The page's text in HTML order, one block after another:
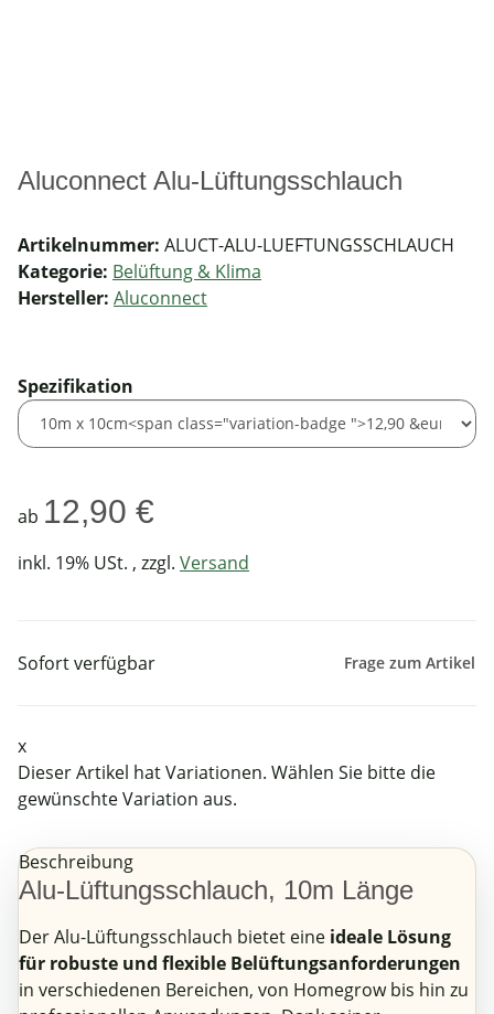
Aluconnect Alu-Lüftungsschlauch
Artikelnummer: ALUCT-ALU-LUEFTUNGSSCHLAUCH
Kategorie: Belüftung & Klima
Hersteller: Aluconnect
Spezifikation
ab 12,90 €
inkl. 19% USt. , zzgl. Versand
Sofort verfügbar Frage zum Artikel
x
Dieser Artikel hat Variationen. Wählen Sie bitte die
gewünschte Variation aus.
Beschreibung
Alu-Lüftungsschlauch, 10m Länge
Der Alu-Lüftungsschlauch bietet eine ideale Lösung
für robuste und flexible Belüftungsanforderungen
in verschiedenen Bereichen, von Homegrow bis hin zu